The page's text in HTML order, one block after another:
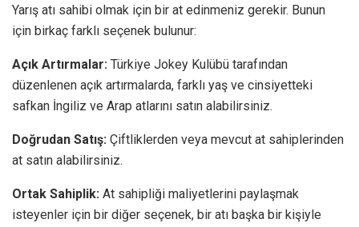
Yarış atı sahibi olmak için bir at edinmeniz gerekir. Bunun
için birkaç farklı seçenek bulunur:
Açık Artırmalar: Türkiye Jokey Kulübü tarafından
düzenlenen açık artırmalarda, farklı yaş ve cinsiyetteki
safkan İngiliz ve Arap atlarını satın alabilirsiniz.
Doğrudan Satış: Çiftliklerden veya mevcut at sahiplerinden
at satın alabilirsiniz.
Ortak Sahiplik: At sahipliği maliyetlerini paylaşmak
isteyenler için bir diğer seçenek, bir atı başka bir kişiyle